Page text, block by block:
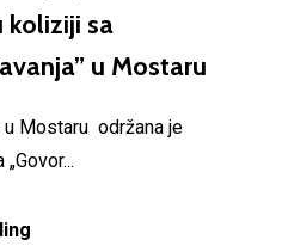
koliziji sa
u Mostaru
Mostaru održana je